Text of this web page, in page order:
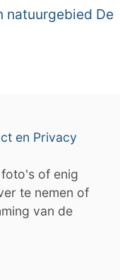
natuurgebied De
en Privacy
of enig
te nemen of
van de